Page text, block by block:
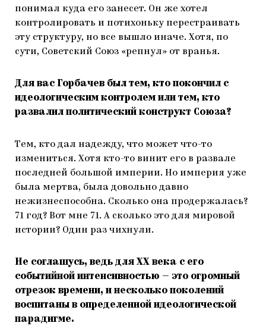
понимал куда его занесет. Он же хотел
контролировать и потихоньку перестраивать
эту структуру, но все вышло иначе. Хотя, по
сути, Советский Союз «репнул» от вранья.
Для вас Горбачев был тем, кто покончил с
идеологическим контролем или тем, кто
развалил политический конструкт Союза?
Тем, кто дал надежду, что может что-то
измениться. Хотя кто-то винит его в развале
последней большой империи. Но империя уже
была мертва, была довольно давно
нежизнеспособна. Сколько она продержалась?
71 год? Вот мне 71. А сколько это для мировой
истории? Один раз чихнули.
Не соглашусь, ведь для ХХ века с его
событийной интенсивностью — это огромный
отрезок времени, и несколько поколений
воспитаны в определенной идеологической
парадигме.